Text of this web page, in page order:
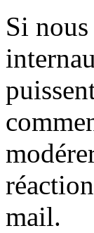
Si
mail.